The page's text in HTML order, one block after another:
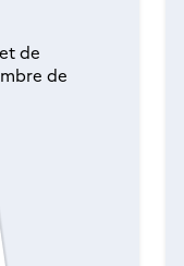
de
de